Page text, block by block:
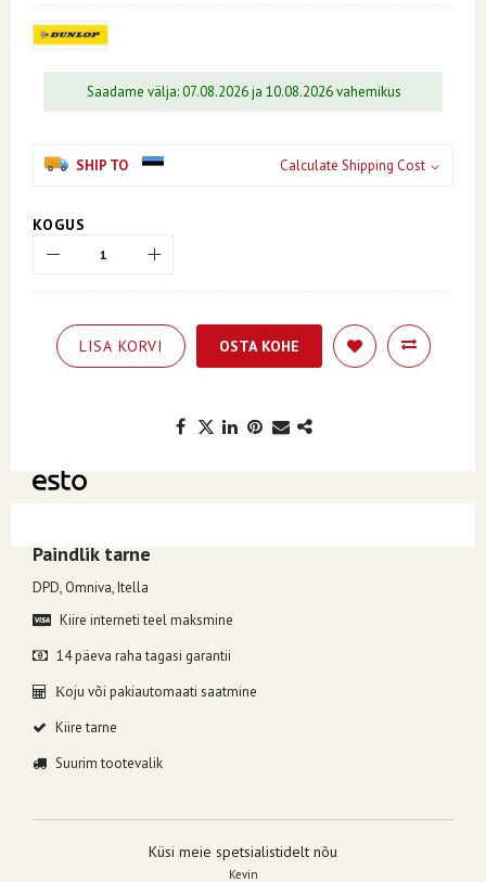
Saadame välja: 07.08.2026 ja 10.08.2026 vahemikus
SHIP TO Calculate Shipping Cost
KOGUS
LISA KORVI OSTA KOHE
Paindlik tarne
DPD, Omniva, Itella
Kiire interneti teel maksmine
14 päeva raha tagasi garantii
Koju või pakiautomaati saatmine
Kiire tarne
Suurim tootevalik
Küsi meie spetsialistidelt nõu
Kevin